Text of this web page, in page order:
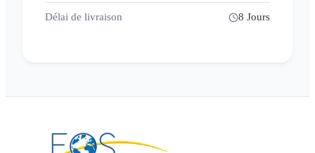
Délai de livraison 8 Jours